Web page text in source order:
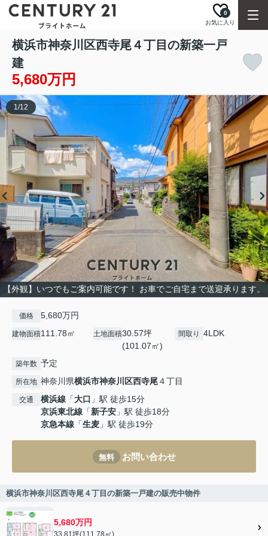
お気に入り
0
横浜市神奈川区西寺尾４丁目の新築一戸
建
5,680万円
【外観】いつでもご案内可能です！ お車でご自宅まで送迎承ります。
1/12
価格 5,680万円
建物面積111.78㎡ 土地面積30.57坪
(101.07㎡)
間取り 4LDK
築年数 予定
所在地 神奈川県横浜市神奈川区西寺尾４丁目
交通 横浜線 「大口 」駅 徒歩15分
京浜東北線 「新子安 」駅 徒歩18分
京急本線 「生麦 」駅 徒歩19分
無料 お問い合わせ
横浜市神奈川区西寺尾４丁目の新築一戸建の販売中物件
5,680万円
33.81坪(111.78㎡)